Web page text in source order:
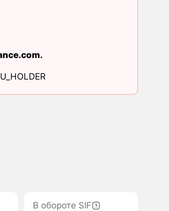
.
В обороте SIF